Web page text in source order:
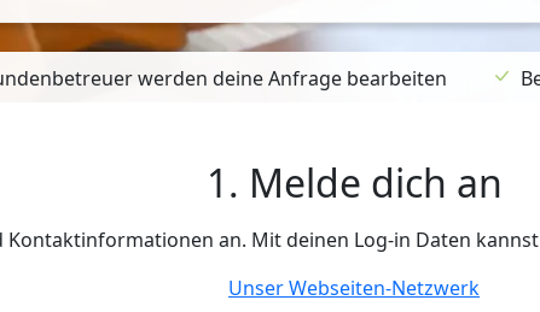
werden deine Anfrage bearbeiten
1. Melde dich an
an. Mit deinen Log-in Daten
Unser Webseiten-Netzwerk